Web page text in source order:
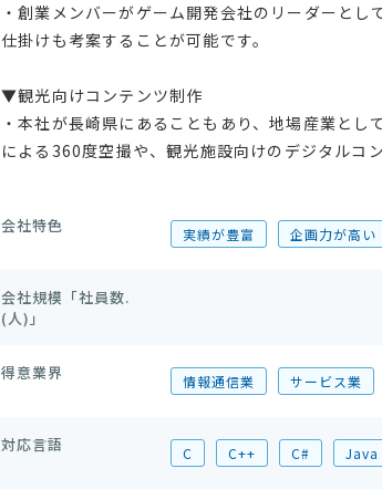
・創業メンバーがゲーム開発会社のリーダーと
仕掛けも考案することが可能です。
▼観光向けコンテンツ制作
・本社が長崎県にあることもあり、地場産業と
による360度空撮や、観光施設向けのデジタルコ
会社特色 実績が豊富 企画力が高い
会社規模「社員数.
(人)」
得意業界 情報通信業 サービス業
対応言語 C C++ C# Java